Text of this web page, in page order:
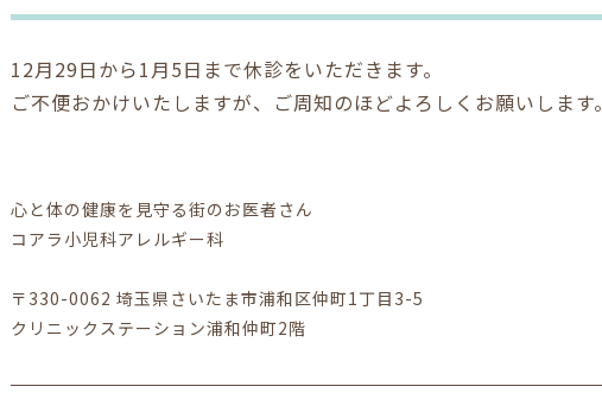
12月29日から1月5日まで休診をいただきます。
ご不便おかけいたしますが、ご周知のほどよろしくお願いします。
心と体の健康を見守る街のお医者さん
コアラ小児科アレルギー科
〒330-0062 埼玉県さいたま市浦和区仲町1丁目3-5
クリニックステーション浦和仲町2階